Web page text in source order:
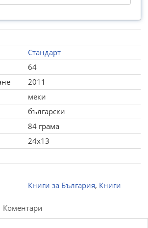
Стандарт
64
2011
меки
български
84 грама
24x13
Книги за България, Книги
Коментари